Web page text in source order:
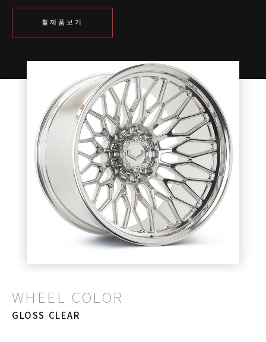
휠제품보기
WHEEL COLOR
GLOSS CLEAR